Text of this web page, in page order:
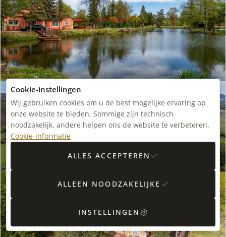
Cookie-instellingen
Wij gebruiken cookies om u de best mogelijke ervaring op
onze website te bieden. Sommige zijn technisch
noodzakelijk, andere helpen ons de website te verbeteren.
Cookie-informatie
ALLES ACCEPTEREN
ALLEEN NOODZAKELIJKE
INSTELLINGEN